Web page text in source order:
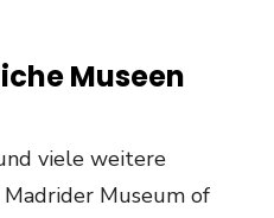
Museen
viele weitere
Museum of